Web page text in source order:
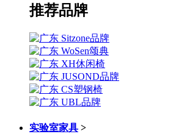
推荐品牌
实验室家具 >